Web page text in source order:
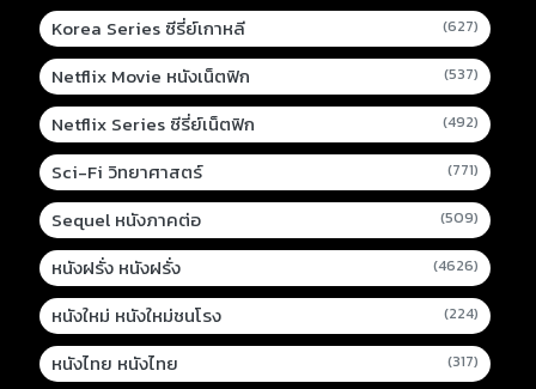
Korea Series ซีรี่ย์เกาหลี (627)
Netflix Movie หนังเน็ตฟิก (537)
Netflix Series ซีรี่ย์เน็ตฟิก (492)
Sci-Fi วิทยาศาสตร์ (771)
Sequel หนังภาคต่อ (509)
หนังฝรั่ง หนังฝรั่ง (4626)
หนังใหม่ หนังใหม่ชนโรง (224)
หนังไทย หนังไทย (317)